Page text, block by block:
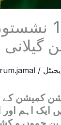
مہاجرین
گیلانی
/
کمیشن
ایک اہم